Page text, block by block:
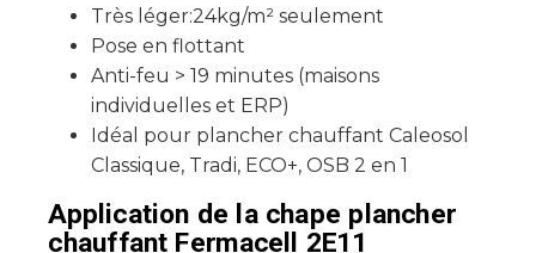
Très léger:24kg/m² seulement
Pose en flottant
Anti-feu > 19 minutes (maisons
individuelles et ERP)
Idéal pour plancher chauffant Caleosol
Classique, Tradi, ECO+, OSB 2 en 1
Application de la chape plancher
chauffant Fermacell 2E11